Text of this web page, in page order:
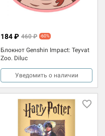
Блокнот Genshin Impact: Teyvat
Zoo. Diluc
184 ₽ 460 ₽ -60%
Уведомить о наличии